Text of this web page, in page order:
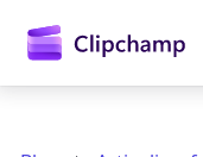
principale